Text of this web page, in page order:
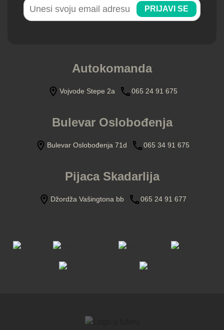
PRIJAVI SE
Autokomanda
Vojvode Stepe 2a 065 24 91 675
Bulevar Oslobođenja
Bulevar Oslobođenja 71d 065 34 91 675
Pijaca Skadarlija
Džordža Vašingtona bb 065 24 91 677